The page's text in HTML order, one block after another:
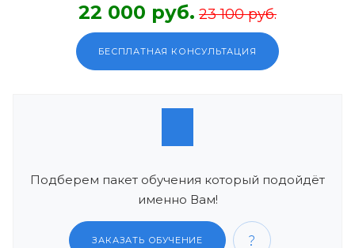
22 000 руб. 23 100 руб.
БЕСПЛАТНАЯ КОНСУЛЬТАЦИЯ
Подберем пакет обучения который подойдёт
именно Вам!
ЗАКАЗАТЬ ОБУЧЕНИЕ